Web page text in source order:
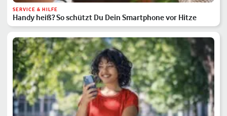
SERVICE & HILFE
Handy heiß? So schützt Du Dein Smartphone vor Hitze